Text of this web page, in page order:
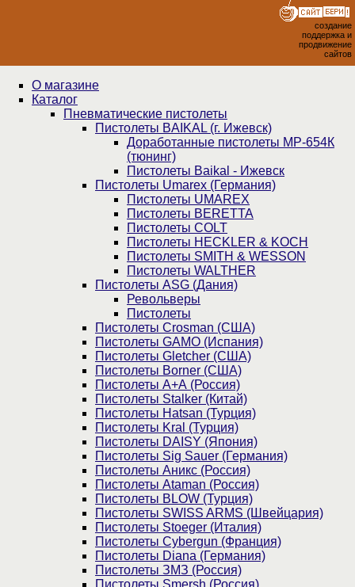
создание
поддержка и
продвижение
сайтов
О магазине
Каталог
Пнев­ма­ти­чес­кие пистолеты
Пистолеты BAIKAL (г. Ижевск)
Доработанные пистолеты МР-654К
(тюнинг)
Пистолеты Baikal - Ижевск
Пистолеты Umarex (Германия)
Пистолеты UMAREX
Пистолеты BERETTA
Пистолеты COLT
Пистолеты HECKLER & KOCH
Пистолеты SMITH & WESSON
Пистолеты WALTHER
Пистолеты ASG (Дания)
Револьверы
Пистолеты
Пистолеты Crosman (США)
Пистолеты GAMO (Испания)
Пистолеты Gletcher (США)
Пистолеты Borner (США)
Пистолеты А+А (Россия)
Пистолеты Stalker (Китай)
Пистолеты Hatsan (Турция)
Пистолеты Kral (Турция)
Пистолеты DAISY (Япония)
Пистолеты Sig Sauer (Германия)
Пистолеты Аникс (Россия)
Пистолеты Ataman (Россия)
Пистолеты BLOW (Турция)
Пистолеты SWISS ARMS (Швейцария)
Пистолеты Stoeger (Италия)
Пистолеты Cybergun (Франция)
Пистолеты Diana (Германия)
Пистолеты ЗМЗ (Россия)
Пистолеты Smersh (Россия)